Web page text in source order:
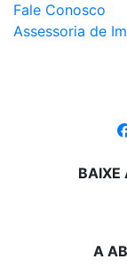
Fale Conosco
Assessoria de
BAIXE
A